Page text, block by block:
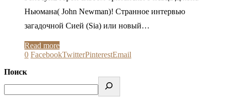
Ньюмана( John Newman)! Странное интервью
загадочной Сией (Sia) или новый…
Read more
0 FacebookTwitterPinterestEmail
Поиск